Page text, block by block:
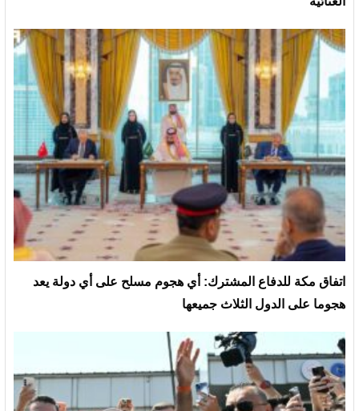
‏اتفاق مكة للدفاع المشترك: أي هجوم مسلح على أي دولة يعد
هجوما على الدول الثلاث جميعها